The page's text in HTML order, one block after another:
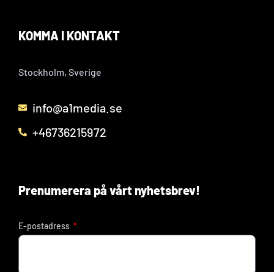
KOMMA I KONTAKT
Stockholm, Sverige
info@a1media.se
+46736215972
Prenumerera på vårt nyhetsbrev!
E-postadress